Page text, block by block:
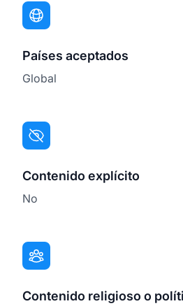
Países aceptados
Global
Contenido explícito
No
Contenido religioso o